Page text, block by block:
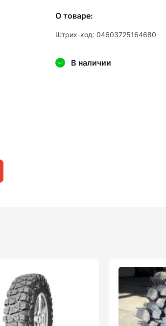
О товаре:
Штрих-код: 04603725164680
В наличии